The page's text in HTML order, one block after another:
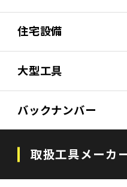
住宅設備
大型工具
バックナンバー
取扱工具メーカ